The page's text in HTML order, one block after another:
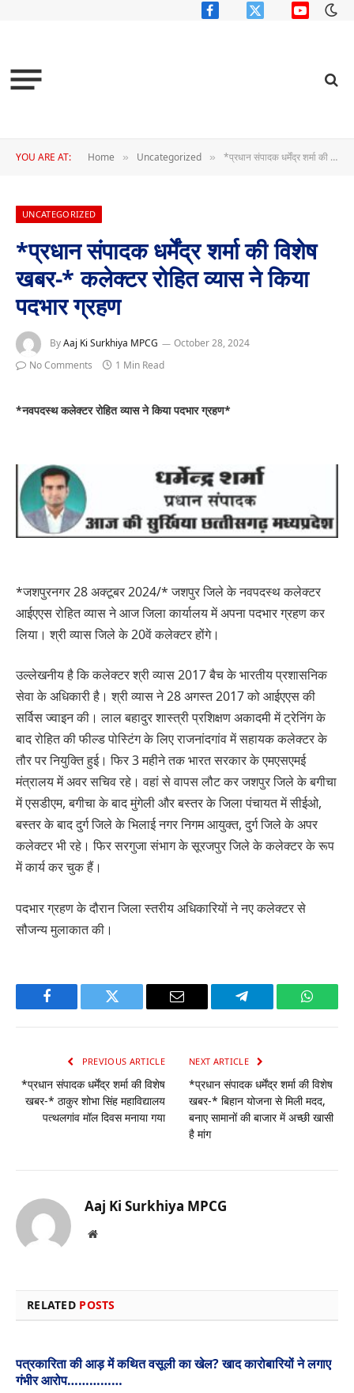
FacebookX
YouTube
YOU ARE AT: Home » Uncategorized » *प्रधान संपादक धर्मेंद्र शर्मा की विशेष खबर-* कलेक्टर रोहित व्यास ने किया पदभार ग्रहण
UNCATEGORIZED
*प्रधान संपादक धर्मेंद्र शर्मा की विशेष
खबर-* कलेक्टर रोहित व्यास ने किया
पदभार ग्रहण
ByAaj Ki Surkhiya MPCG
October 28, 2024
No Comments
1 Min Read
*नवपदस्थ कलेक्टर रोहित व्यास ने किया पदभार ग्रहण*
*जशपुरनगर 28 अक्टूबर 2024/* जशपुर जिले के नवपदस्थ कलेक्टर
आईएएस रोहित व्यास ने आज जिला कार्यालय में अपना पदभार ग्रहण कर
लिया। श्री व्यास जिले के 20वें कलेक्टर होंगे।
उल्लेखनीय है कि कलेक्टर श्री व्यास 2017 बैच के भारतीय प्रशासनिक
सेवा के अधिकारी है। श्री व्यास ने 28 अगस्त 2017 को आईएएस की
सर्विस ज्वाइन की। लाल बहादुर शास्त्री प्रशिक्षण अकादमी में ट्रेनिंग के
बाद रोहित की फील्ड पोस्टिंग के लिए राजनांदगांव में सहायक कलेक्टर के
तौर पर नियुक्ति हुई। फिर 3 महीने तक भारत सरकार के एमएसएमई
मंत्रालय में अवर सचिव रहे। वहां से वापस लौट कर जशपुर जिले के बगीचा
में एसडीएम, बगीचा के बाद मुंगेली और बस्तर के जिला पंचायत में सीईओ,
बस्तर के बाद दुर्ग जिले के भिलाई नगर निगम आयुक्त, दुर्ग जिले के अपर
कलेक्टर भी रहे। फिर सरगुजा संभाग के सूरजपुर जिले के कलेक्टर के रूप
में कार्य कर चुक हैं।
पदभार ग्रहण के दौरान जिला स्तरीय अधिकारियों ने नए कलेक्टर से
सौजन्य मुलाकात की।
Facebook Twitter Email Telegram
PREVIOUS ARTICLE
*प्रधान संपादक धर्मेंद्र शर्मा की विशेष
खबर-* ठाकुर शोभा सिंह महाविद्यालय
पत्थलगांव मॉल दिवस मनाया गया
NEXT ARTICLE
*प्रधान संपादक धर्मेंद्र शर्मा की विशेष
खबर-* बिहान योजना से मिली मदद,
बनाए सामानों की बाजार में अच्छी खासी
है मांग
Aaj Ki Surkhiya MPCG
Website
RELATED POSTS
पत्रकारिता की आड़ में कथित वसूली का खेल? खाद कारोबारियों ने लगाए
गंभीर आरोप……………